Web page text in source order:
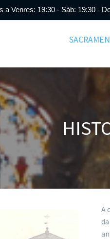
a Venres: 19:30 - Sáb: 19:30 -
A